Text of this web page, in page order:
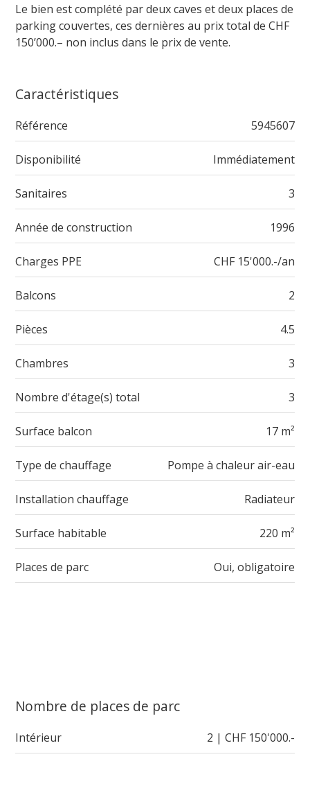
Le bien est complété par deux caves et deux places de
parking couvertes, ces dernières au prix total de CHF
150’000.– non inclus dans le prix de vente.
Caractéristiques
Référence 5945607
Disponibilité Immédiatement
Sanitaires 3
Année de construction 1996
Charges PPE CHF 15'000.-/an
Balcons 2
Pièces 4.5
Chambres 3
Nombre d'étage(s) total 3
Surface balcon 17 m²
Type de chauffage Pompe à chaleur air-eau
Installation chauffage Radiateur
Surface habitable 220 m²
Places de parc Oui, obligatoire
Nombre de places de parc
Intérieur 2 | CHF 150'000.-